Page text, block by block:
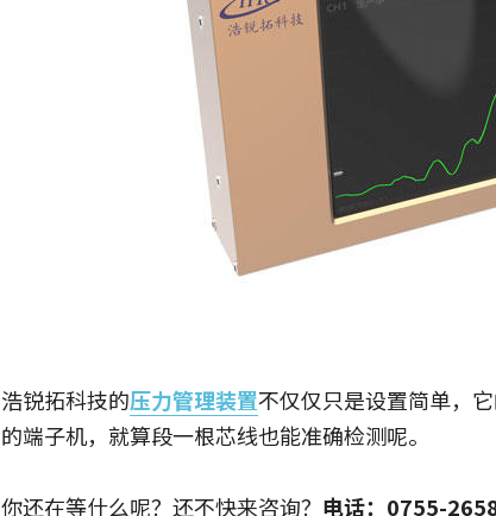
浩锐拓科技的压力管理装置不仅仅只是设置简单，
的端子机，就算段一根芯线也能准确检测呢。
你还在等什么呢？还不快来咨询？ 电话：0755-